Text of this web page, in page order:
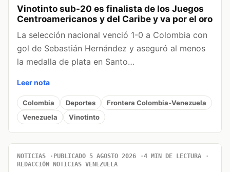
Vinotinto sub-20 es finalista de los Juegos
Centroamericanos y del Caribe y va por el oro
La selección nacional venció 1-0 a Colombia con
gol de Sebastián Hernández y aseguró al menos
la medalla de plata en Santo…
Leer nota
Colombia Deportes
Frontera Colombia-Venezuela
Venezuela
Vinotinto
NOTICIAS PUBLICADO 5 AGOSTO 2026
4 MIN DE LECTURA
REDACCIÓN NOTICIAS VENEZUELA